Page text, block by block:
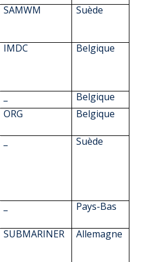
SAMWM Suède
IMDC Belgique
Belgique
ORG Belgique
Suède
Pays-Bas
SUBMARINER Allemagne